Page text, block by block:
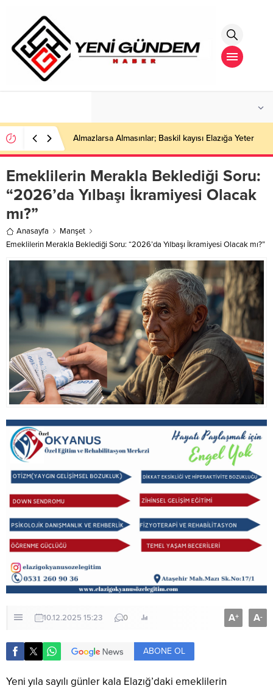
Almazlarsa Almasınlar; Baskil kayısı Elazığa Yeter
Emeklilerin Merakla Beklediği Soru:
“2026’da Yılbaşı İkramiyesi Olacak
mı?”
Anasayfa
Manşet
Emeklilerin Merakla Beklediği Soru: “2026’da Yılbaşı İkramiyesi Olacak mı?”
10.12.2025 15:23 0 A+ A-
ABONE OL
Yeni yıla sayılı günler kala Elazığ’daki emeklilerin